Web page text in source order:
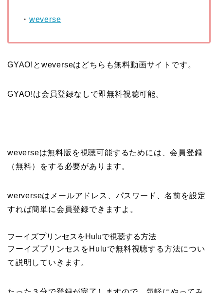
・ weverse
GYAO!とweverseはどちらも無料動画サイトです。
GYAO!は会員登録なしで即無料視聴可能。
weverseは無料版を視聴可能するためには、会員登録
（無料）をする必要があります。
werverseはメールアドレス、パスワード、名前を設定
すれば簡単に会員登録できますよ。
フーイズプリンセスをHuluで視聴する方法
フーイズプリンセスをHuluで無料視聴する方法につい
て説明していきます。